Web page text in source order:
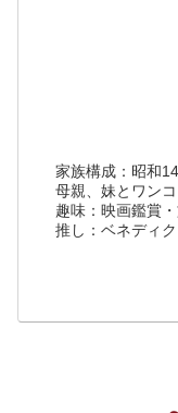
家族構成：昭和
母親、妹とワン
趣味：映画鑑賞
推し：ベネディ